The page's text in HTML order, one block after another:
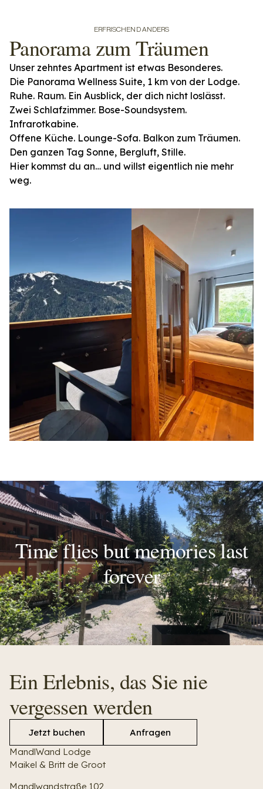
ERFRISCHEND ANDERS
Panorama zum Träumen
Unser zehntes Apartment ist etwas Besonderes.
Die Panorama Wellness Suite, 1 km von der Lodge.
Ruhe. Raum. Ein Ausblick, der dich nicht loslässt.
Zwei Schlafzimmer. Bose-Soundsystem.
Infrarotkabine.
Offene Küche. Lounge-Sofa. Balkon zum Träumen.
Den ganzen Tag Sonne, Bergluft, Stille.
Hier kommst du an… und willst eigentlich nie mehr
weg.
Time flies but memories last
forever
Ein Erlebnis, das Sie nie
vergessen werden
Jetzt buchen
Anfragen
MandlWand Lodge
Maikel & Britt de Groot
Mandlwandstraße 102